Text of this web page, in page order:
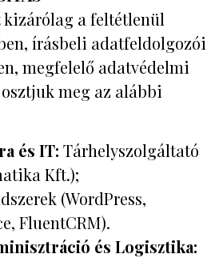
kizárólag a feltétlenül
írásbeli adatfeldolgozói
megfelelő adatvédelmi
meg az alábbi
és IT: Tárhelyszolgáltató
Kft.);
(WordPress,
FluentCRM).
és Logisztika: